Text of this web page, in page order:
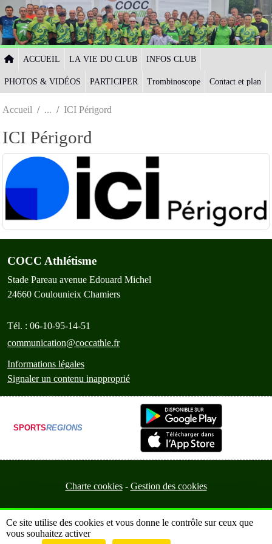
ACCUEIL LA VIE DU CLUB INFOS CLUB
PHOTOS & VIDÉOS PARTICIPER Trombinoscope Contact et plan
Accueil ICI Périgord
ICI Périgord
COCC Athlétisme
Stade Pareau avenue Edouard Michel
24660 Coulounieix Chamiers
Tél. : 06-10-95-14-51
communication@coccathle.fr
Informations légales
Signaler un contenu inapproprié
SPORTSREGIONS
Charte cookies Gestion des cookies
Panneau de gestion des cookies
Ce site utilise des cookies et vous donne le contrôle sur ceux que
vous souhaitez activer